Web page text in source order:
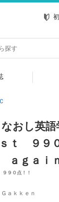
おし英
ｔ ９９
ｇａｉ
９０点！！
Ｇａｋｋｅｎ